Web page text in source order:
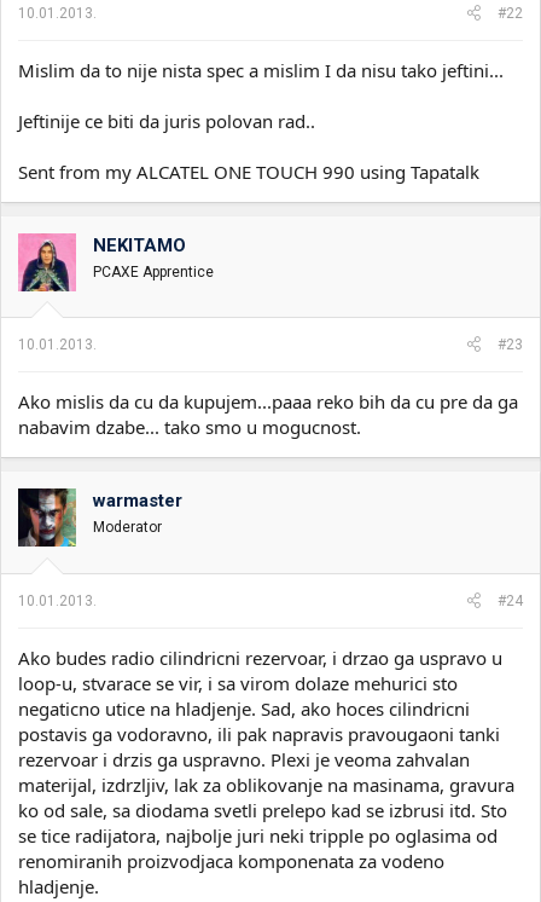
10.01.2013. #22
Mislim da to nije nista spec a mislim I da nisu tako jeftini...
Jeftinije ce biti da juris polovan rad..
Sent from my ALCATEL ONE TOUCH 990 using Tapatalk
NEKITAMO
PCAXE Apprentice
10.01.2013. #23
Ako mislis da cu da kupujem...paaa reko bih da cu pre da ga
nabavim dzabe... tako smo u mogucnost.
warmaster
Moderator
10.01.2013. #24
Ako budes radio cilindricni rezervoar, i drzao ga uspravo u
loop-u, stvarace se vir, i sa virom dolaze mehurici sto
negaticno utice na hladjenje. Sad, ako hoces cilindricni
postavis ga vodoravno, ili pak napravis pravougaoni tanki
rezervoar i drzis ga uspravno. Plexi je veoma zahvalan
materijal, izdrzljiv, lak za oblikovanje na masinama, gravura
ko od sale, sa diodama svetli prelepo kad se izbrusi itd. Sto
se tice radijatora, najbolje juri neki tripple po oglasima od
renomiranih proizvodjaca komponenata za vodeno
hladjenje.